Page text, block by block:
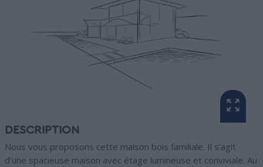
DESCRIPTION
Nous vous proposons cette maison bois familiale. Il s’agit
d’une spacieuse maison avec étage lumineuse et conviviale. Au